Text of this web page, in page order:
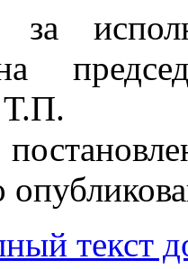
текст